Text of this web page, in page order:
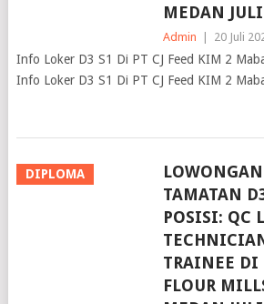
MEDAN
Admin 20 Juli
Info Loker D3 S1 Di PT CJ Feed KIM 2
Info Loker D3 S1 Di PT CJ Feed KIM 2
DIPLOMA
LOWONGAN
TAMATAN
POSISI: QC
TRAINEE DI
FLOUR